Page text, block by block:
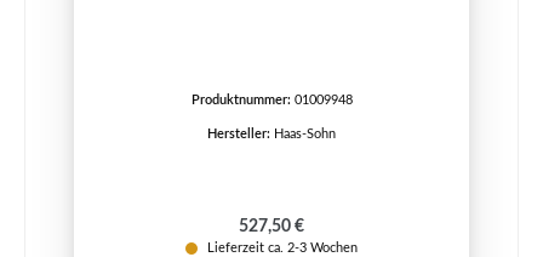
Produktnummer: 01009948
Hersteller: Haas-Sohn
Regulärer Preis:
527,50 €
Lieferzeit ca. 2-3 Wochen